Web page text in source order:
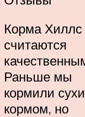
Корма Хиллс
считаются
Раньше мы
кормили
кормом, но